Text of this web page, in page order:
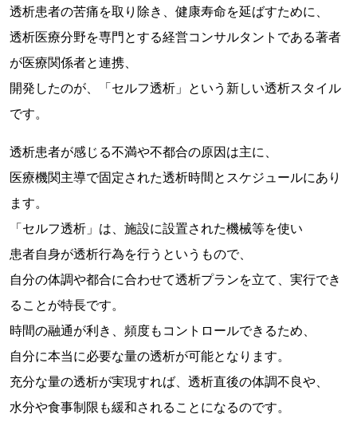
透析患者の苦痛を取り除き、健康寿命を延ばすために、
透析医療分野を専門とする経営コンサルタントである著者
が医療関係者と連携、
開発したのが、「セルフ透析」という新しい透析スタイル
です。
透析患者が感じる不満や不都合の原因は主に、
医療機関主導で固定された透析時間とスケジュールにあり
ます。
「セルフ透析」は、施設に設置された機械等を使い
患者自身が透析行為を行うというもので、
自分の体調や都合に合わせて透析プランを立て、実行でき
ることが特長です。
時間の融通が利き、頻度もコントロールできるため、
自分に本当に必要な量の透析が可能となります。
充分な量の透析が実現すれば、透析直後の体調不良や、
水分や食事制限も緩和されることになるのです。